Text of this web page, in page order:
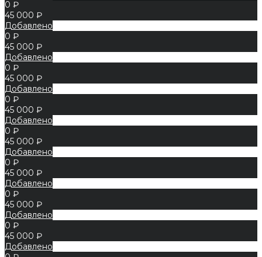
0 ₽
45 000 ₽
Добавлено
0 ₽
45 000 ₽
Добавлено
0 ₽
45 000 ₽
Добавлено
0 ₽
45 000 ₽
Добавлено
0 ₽
45 000 ₽
Добавлено
0 ₽
45 000 ₽
Добавлено
0 ₽
45 000 ₽
Добавлено
0 ₽
45 000 ₽
Добавлено